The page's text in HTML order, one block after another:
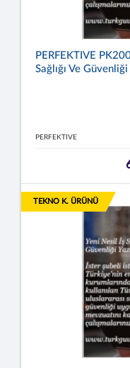
PERFEKTIVE
Sağlığı Ve Güvenliği
PERFEKTIVE
TEKNO K. ÜRÜNÜ